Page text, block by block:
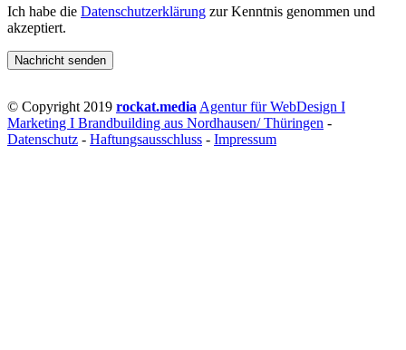
Ich habe die Datenschutzerklärung zur Kenntnis genommen und
akzeptiert.
© Copyright 2019 rockat.media Agentur für WebDesign I
Marketing I Brandbuilding aus Nordhausen/ Thüringen -
Datenschutz - Haftungsausschluss - Impressum